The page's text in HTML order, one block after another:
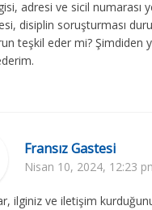
adresi ve sicil numarası
disiplin soruşturması
teşkil eder mi? Şimdiden
Fransız Gastesi
Nisan 10, 2024, 12:23
ilginiz ve iletişim